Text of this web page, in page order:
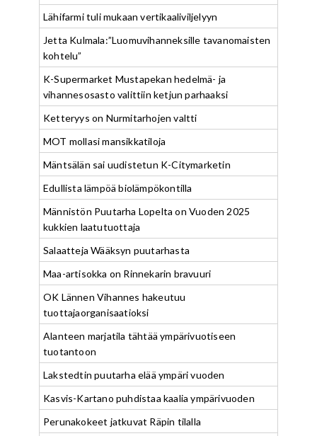
Lähifarmi tuli mukaan vertikaaliviljelyyn
Jetta Kulmala:”Luomuvihanneksille tavanomaisten
kohtelu”
K-Supermarket Mustapekan hedelmä- ja
vihannesosasto valittiin ketjun parhaaksi
Ketteryys on Nurmitarhojen valtti
MOT mollasi mansikkatiloja
Mäntsälän sai uudistetun K-Citymarketin
Edullista lämpöä biolämpökontilla
Männistön Puutarha Lopelta on Vuoden 2025
kukkien laatutuottaja
Salaatteja Wääksyn puutarhasta
Maa-artisokka on Rinnekarin bravuuri
OK Lännen Vihannes hakeutuu
tuottajaorganisaatioksi
Alanteen marjatila tähtää ympärivuotiseen
tuotantoon
Lakstedtin puutarha elää ympäri vuoden
Kasvis-Kartano puhdistaa kaalia ympärivuoden
Perunakokeet jatkuvat Räpin tilalla